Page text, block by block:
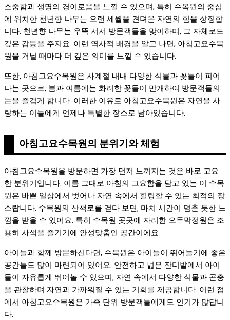
소중함과 생명의 경이로움을 느낄 수 있으며, 특히 수목원의 중심
에 위치한 천년향 나무는 오랜 세월을 견뎌온 자연의 힘을 상징합
니다. 천년향 나무는 우뚝 서서 방문객들을 맞이하며, 그 자체로도
깊은 감동을 주지요. 이런 역사적 배경을 알고 나면, 아침고요수목
원을 거닐 때마다 더 깊은 의미를 느낄 수 있습니다.
또한, 아침고요수목원은 사계절 내내 다양한 식물과 꽃들이 피어
나는 곳으로, 봄과 여름에는 화려한 꽃들이 만개하여 방문객들의
눈을 즐겁게 합니다. 이러한 이유로 아침고요수목원은 자연을 사
랑하는 이들에게 언제나 특별한 장소로 남아있습니다.
아침고요수목원의 분위기와 체험
아침고요수목원을 방문하면 가장 먼저 느껴지는 것은 바로 고요
한 분위기입니다. 이름 그대로 아침의 고요함을 담고 있는 이 수목
원은 바쁜 일상에서 벗어나 자연 속에서 힐링할 수 있는 최적의 장
소랍니다. 수목원의 산책로를 걷다 보면, 마치 시간이 멈춘 듯한 느
낌을 받을 수 있어요. 특히 수목원 곳곳에 자리한 오두막정원은 조
용히 사색을 즐기기에 안성맞춤인 공간이에요.
아이들과 함께 방문하신다면, 수목원은 아이들이 뛰어놀기에 좋은
공간들도 많이 마련되어 있어요. 안전하고 넓은 잔디밭에서 아이
들이 자유롭게 뛰어놀 수 있으며, 자연 속에서 다양한 식물과 곤충
을 관찰하며 자연과 가까워질 수 있는 기회를 제공합니다. 이런 점
에서 아침고요수목원은 가족 단위 방문객들에게도 인기가 많답니
다.